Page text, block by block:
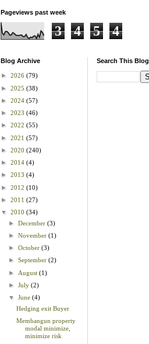
Pageviews past week
3 4 5 4
Blog Archive
► 2026 (79)
► 2025 (38)
► 2024 (57)
► 2023 (46)
► 2022 (55)
► 2021 (57)
► 2020 (240)
► 2014 (4)
► 2013 (4)
► 2012 (10)
► 2011 (27)
▼ 2010 (34)
►December(3)
►November(1)
►October(3)
►September(2)
► August(1)
►July(2)
▼June(4)
Hedging exit Buyer
Membangun property
modal minimize,
minimize risk
Search This Blog